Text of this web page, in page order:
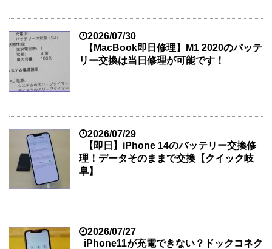
2026/07/30
【MacBook即日修理】M1 2020のバッテ
リー交換は当日修理が可能です！
2026/07/29
【即日】iPhone 14のバッテリー交換修
理！データそのままで交換【クイック岐
阜】
2026/07/27
iPhone11が充電できない？ドックコネク